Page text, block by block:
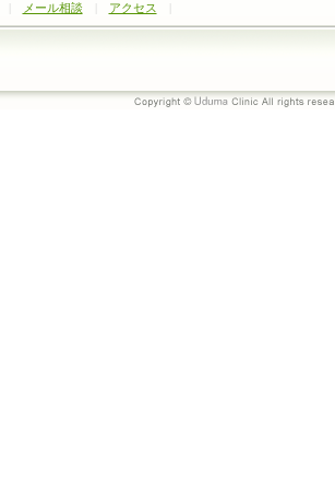
メール相談| アクセス